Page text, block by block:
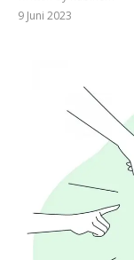
9 Juni 2023